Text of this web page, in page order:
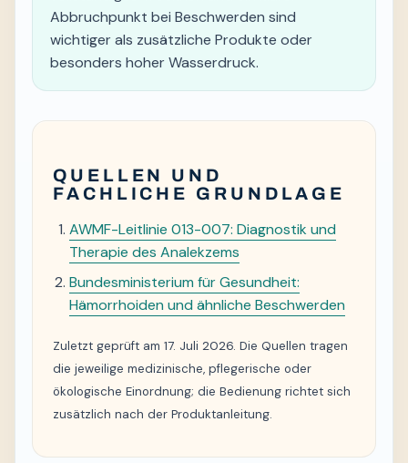
Abbruchpunkt bei Beschwerden sind
wichtiger als zusätzliche Produkte oder
besonders hoher Wasserdruck.
QUELLEN UND
FACHLICHE GRUNDLAGE
AWMF-Leitlinie 013-007: Diagnostik und
Therapie des Analekzems
Bundesministerium für Gesundheit:
Hämorrhoiden und ähnliche Beschwerden
Zuletzt geprüft am 17. Juli 2026. Die Quellen tragen
die jeweilige medizinische, pflegerische oder
ökologische Einordnung; die Bedienung richtet sich
zusätzlich nach der Produktanleitung.